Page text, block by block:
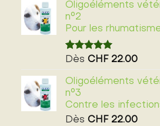
Oligoéléments
n°2
Pour les
Noté5.00
sur
2
notations
client
Dès CHF22.00
Oligoéléments
n°3
Contre les
Dès CHF22.00